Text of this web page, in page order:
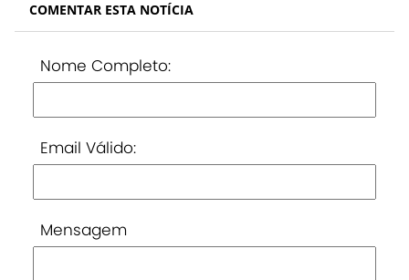
COMENTAR ESTA NOTÍCIA
Nome Completo:
Email Válido:
Mensagem